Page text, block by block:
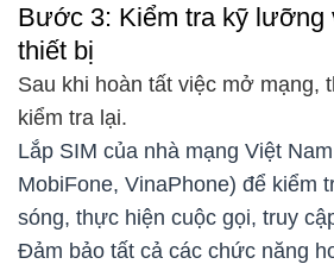
Bước 3: Kiểm tra kỹ lưỡng
thiết bị
Sau khi hoàn tất việc mở mạng,
kiểm tra lại.
Lắp SIM của nhà mạng Việt
MobiFone, VinaPhone) để kiểm
sóng, thực hiện cuộc gọi, truy
Đảm bảo tất cả các chức năng